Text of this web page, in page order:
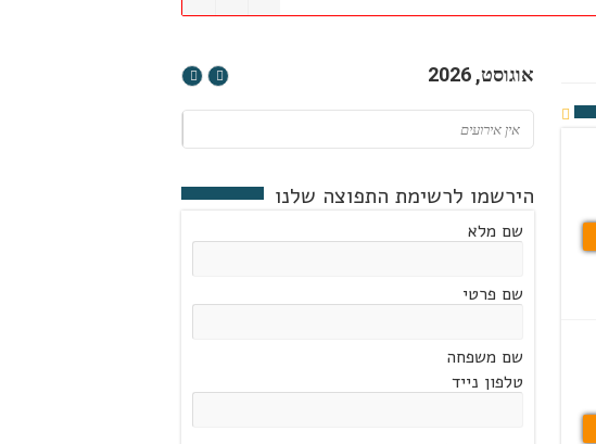
אוגוסט, 2026
אין אירועים
הירשמו לרשימת התפוצה שלנו
שם מלא
שם פרטי
שם משפחה
טלפון נייד